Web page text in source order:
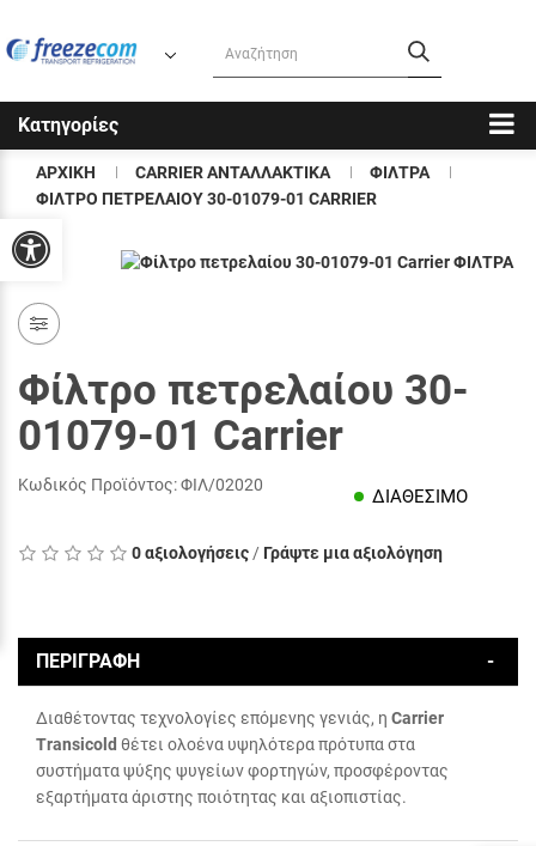
Κατηγορίες
ΑΡΧΙΚΗ CARRIER ΑΝΤΑΛΛΑΚΤΙΚΑ
ΦΙΛΤΡΑ
ΦΙΛΤΡΟ ΠΕΤΡΕΛΑΙΟΥ 30-01079-01 CARRIER
Φίλτρο πετρελαίου 30-
01079-01 Carrier
Κωδικός Προϊόντος:ΦΙΛ/02020
ΔΙΑΘΕΣΙΜΟ
0 αξιολογήσεις / Γράψτε μια αξιολόγηση
ΠΕΡΙΓΡΑΦΗ
Διαθέτοντας τεχνολογίες επόμενης γενιάς, η Carrier
Transicold θέτει ολοένα υψηλότερα πρότυπα στα
συστήματα ψύξης ψυγείων φορτηγών, προσφέροντας
εξαρτήματα άριστης ποιότητας και αξιοπιστίας.
Προσβασιμότητα